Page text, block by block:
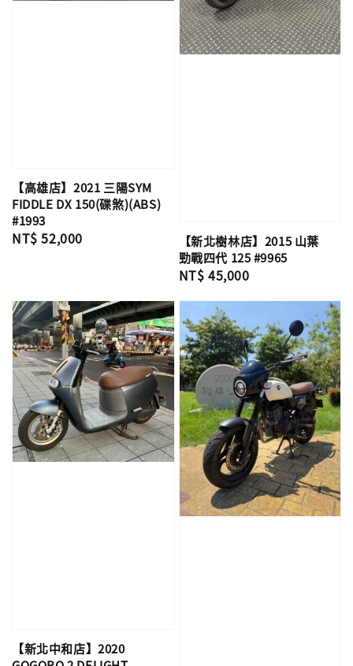
【高雄店】2021 三陽SYM
FIDDLE DX 150(碟煞)(ABS)
#1993
Regular
NT$ 52,000
【新北樹林店】2015 山葉
勁戰四代 125 #9965
Regular
NT$ 45,000
【新北中和店】2020